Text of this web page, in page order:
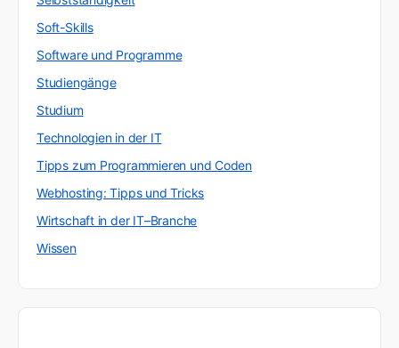
Soft-Skills
Software und Programme
Studiengänge
Studium
Technologien in der IT
Tipps zum Programmieren und Coden
Webhosting: Tipps und Tricks
Wirtschaft in der IT–Branche
Wissen